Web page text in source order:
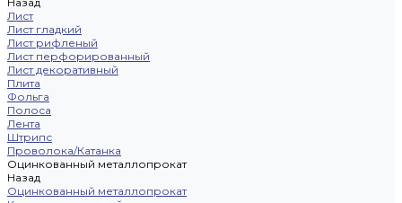
Лист
Лист гладкий
Лист рифленый
Лист перфорированный
Лист декоративный
Плита
Фольга
Полоса
Лента
Штрипс
Проволока/Катанка
Оцинкованный металлопрокат
Назад
Оцинкованный металлопрокат